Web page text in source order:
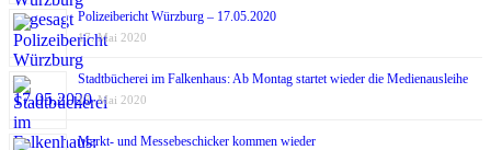
Polizeibericht Würzburg – 17.05.2020
17. Mai 2020
Stadtbücherei im Falkenhaus: Ab Montag startet wieder die Medienausleihe
17. Mai 2020
Markt- und Messebeschicker kommen wieder